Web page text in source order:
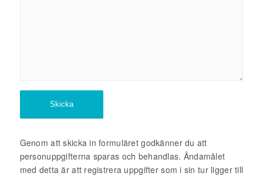
Genom att skicka in formuläret godkänner du att
personuppgifterna sparas och behandlas. Ändamålet
med detta är att registrera uppgifter som i sin tur ligger till